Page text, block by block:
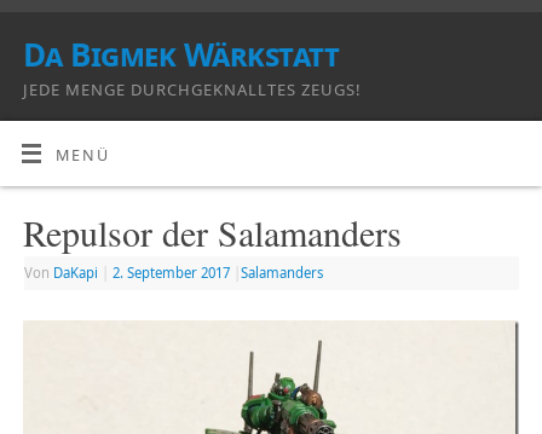
Da Bigmek Wärkstatt
JEDE MENGE DURCHGEKNALLTES ZEUGS!
MENÜ
Repulsor der Salamanders
Von DaKapi 2. September 2017 Salamanders